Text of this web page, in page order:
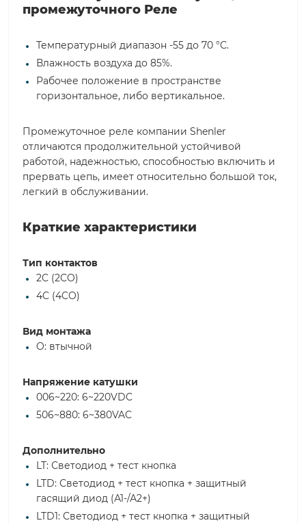
промежуточного Реле
Температурный диапазон -55 до 70 °С.
Влажность воздуха до 85%.
Рабочее положение в пространстве
горизонтальное, либо вертикальное.
Промежуточное реле компании Shenler
отличаются продолжительной устойчивой
работой, надежностью, способностью включить и
прервать цепь, имеет относительно большой ток,
легкий в обслуживании.
Краткие характеристики
Тип контактов
2C (2CO)
4C (4CO)
Вид монтажа
O: втычной
Напряжение катушки
006~220: 6~220VDC
506~880: 6~380VAC
Дополнительно
LT: Светодиод + тест кнопка
LTD: Светодиод + тест кнопка + защитный
гасящий диод (А1-/А2+)
LTD1: Светодиод + тест кнопка + защитный